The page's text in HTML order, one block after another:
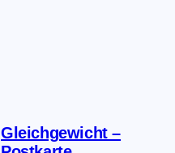
Gleichgewicht –